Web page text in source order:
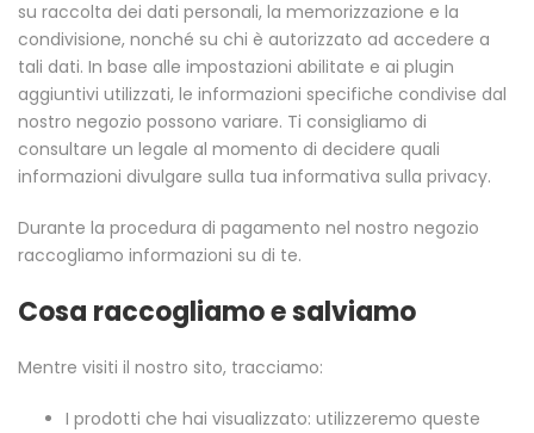
su raccolta dei dati personali, la memorizzazione e la
condivisione, nonché su chi è autorizzato ad accedere a
tali dati. In base alle impostazioni abilitate e ai plugin
aggiuntivi utilizzati, le informazioni specifiche condivise dal
nostro negozio possono variare. Ti consigliamo di
consultare un legale al momento di decidere quali
informazioni divulgare sulla tua informativa sulla privacy.
Durante la procedura di pagamento nel nostro negozio
raccogliamo informazioni su di te.
Cosa raccogliamo e salviamo
Mentre visiti il nostro sito, tracciamo:
I prodotti che hai visualizzato: utilizzeremo queste